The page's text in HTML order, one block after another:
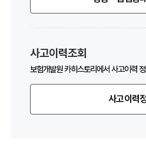
사고이력조회
보험개발원 카히스토리에서 사고이력
사고이력